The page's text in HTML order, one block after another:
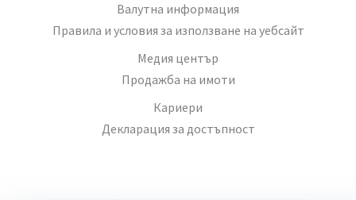
Валутна информация
Правила и условия за използване на уебсайт
Медия център
Продажба на имоти
Кариери
Декларация за достъпност